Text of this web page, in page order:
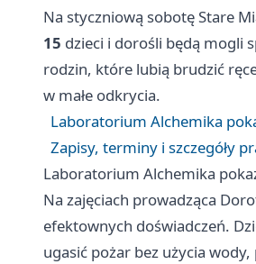
Na styczniową sobotę Stare
15 dzieci i dorośli będą mogli
rodzin, które lubią brudzić
w małe odkrycia.
Laboratorium Alchemika
Zapisy, terminy i szczegóły
Laboratorium Alchemika
Na zajęciach prowadząca
efektownych doświadczeń.
ugasić pożar bez użycia